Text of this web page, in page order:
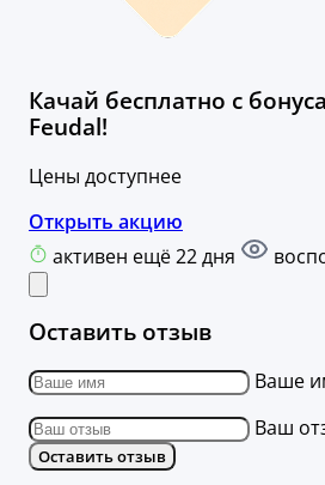
Качай бесплатно с
Feudal!
Цены доступнее
Открыть акцию
активен ещё 22 дня
Оставить отзыв
Ваше
Ваш
Оставить отзыв